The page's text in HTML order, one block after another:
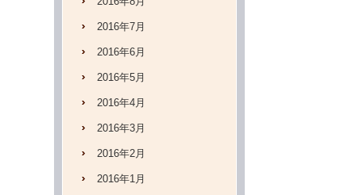
2016年7月
2016年6月
2016年5月
2016年4月
2016年3月
2016年2月
2016年1月